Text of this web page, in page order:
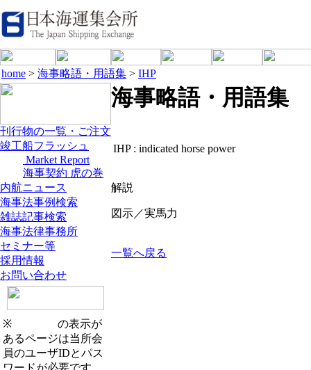
home > 海事略語・用語集 > IHP
刊行物の一覧・ご注文
竣工船フラッシュ
Market Report
海事契約 虎の巻
内航ニュース
海事法事例検索
雑誌記事検索
海事法律事務所
セミナー等
採用情報
お問い合わせ
※
の表示が
あるページは当所会
員のユーザIDとパス
ワードが必要です。
海事略語・用語集
IHP : indicated horse power
解説
図示／実馬力
一覧へ戻る